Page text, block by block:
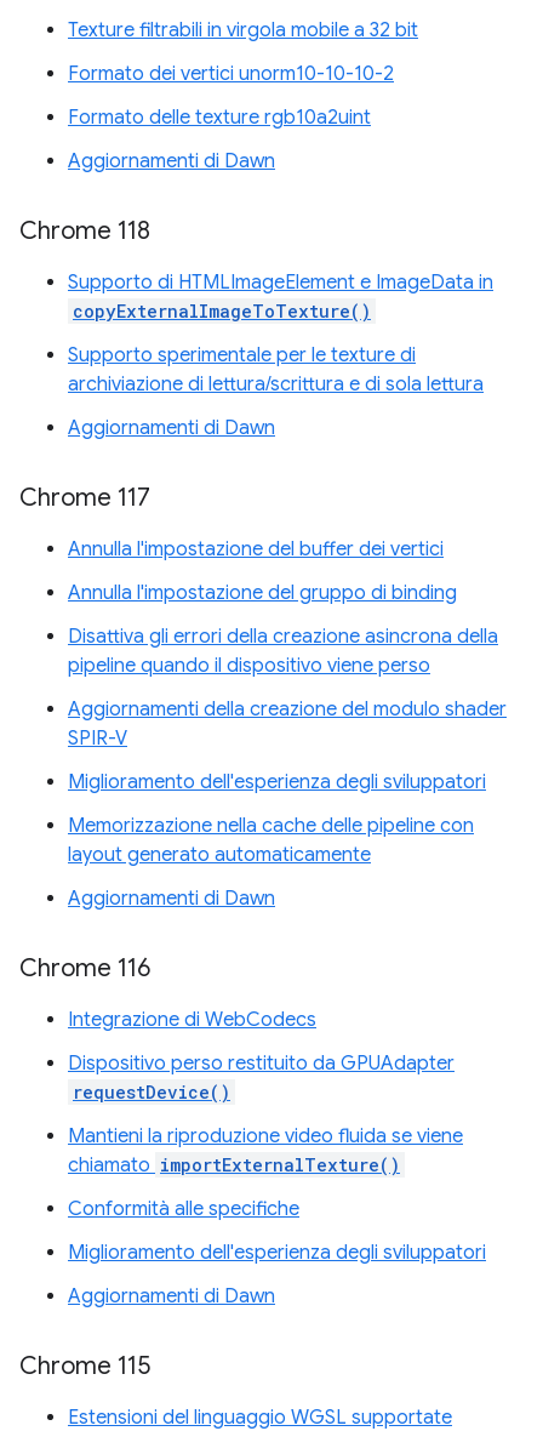
Texture filtrabili in virgola mobile a 32 bit
Formato dei vertici unorm10-10-10-2
Formato delle texture rgb10a2uint
Aggiornamenti di Dawn
Chrome 118
Supporto di HTMLImageElement e ImageData in
copyExternalImageToTexture()
Supporto sperimentale per le texture di
archiviazione di lettura/scrittura e di sola lettura
Aggiornamenti di Dawn
Chrome 117
Annulla l'impostazione del buffer dei vertici
Annulla l'impostazione del gruppo di binding
Disattiva gli errori della creazione asincrona della
pipeline quando il dispositivo viene perso
Aggiornamenti della creazione del modulo shader
SPIR-V
Miglioramento dell'esperienza degli sviluppatori
Memorizzazione nella cache delle pipeline con
layout generato automaticamente
Aggiornamenti di Dawn
Chrome 116
Integrazione di WebCodecs
Dispositivo perso restituito da GPUAdapter
requestDevice()
Mantieni la riproduzione video fluida se viene
chiamato importExternalTexture()
Conformità alle specifiche
Miglioramento dell'esperienza degli sviluppatori
Aggiornamenti di Dawn
Chrome 115
Estensioni del linguaggio WGSL supportate